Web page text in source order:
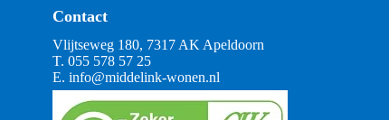
Contact
Vlijtseweg 180, 7317 AK Apeldoorn
T. 055 578 57 25
E. info@middelink-wonen.nl